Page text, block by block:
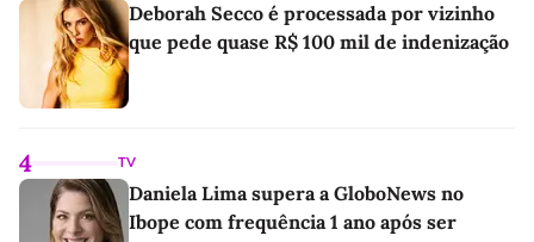
Deborah Secco é processada por vizinho
que pede quase R$ 100 mil de indenização
4 TV
Daniela Lima supera a GloboNews no
Ibope com frequência 1 ano após ser